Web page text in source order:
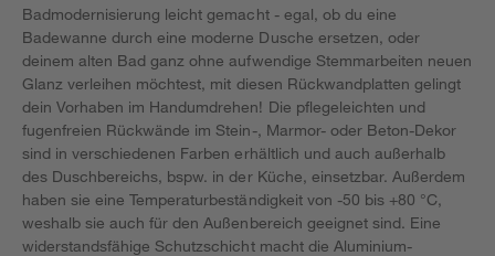
Badmodernisierung leicht gemacht - egal, ob du eine
Badewanne durch eine moderne Dusche ersetzen, oder
deinem alten Bad ganz ohne aufwendige Stemmarbeiten neuen
Glanz verleihen möchtest, mit diesen Rückwandplatten gelingt
dein Vorhaben im Handumdrehen! Die pflegeleichten und
fugenfreien Rückwände im Stein-, Marmor- oder Beton-Dekor
sind in verschiedenen Farben erhältlich und auch außerhalb
des Duschbereichs, bspw. in der Küche, einsetzbar. Außerdem
haben sie eine Temperaturbeständigkeit von -50 bis +80 °C,
weshalb sie auch für den Außenbereich geeignet sind. Eine
widerstandsfähige Schutzschicht macht die Aluminium-